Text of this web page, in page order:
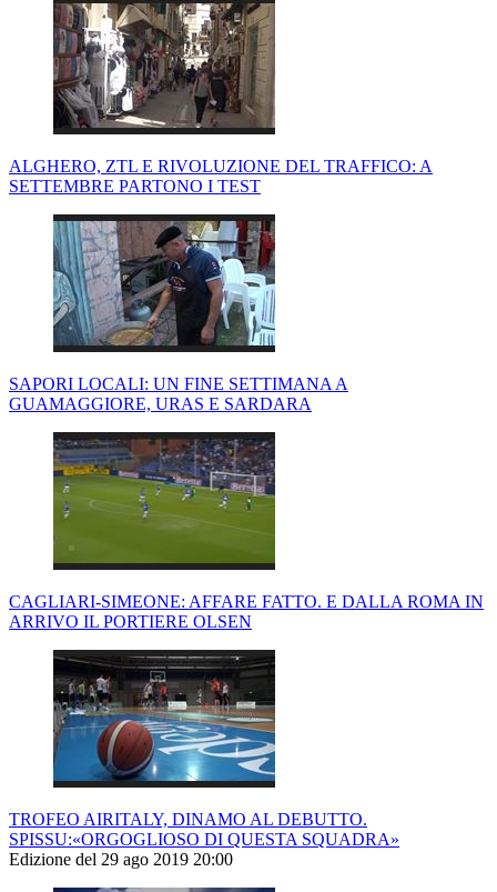
ALGHERO, ZTL E RIVOLUZIONE DEL TRAFFICO: A
SETTEMBRE PARTONO I TEST
SAPORI LOCALI: UN FINE SETTIMANA A
GUAMAGGIORE, URAS E SARDARA
CAGLIARI-SIMEONE: AFFARE FATTO. E DALLA ROMA IN
ARRIVO IL PORTIERE OLSEN
TROFEO AIRITALY, DINAMO AL DEBUTTO.
SPISSU:«ORGOGLIOSO DI QUESTA SQUADRA»
Edizione del 29 ago 2019 20:00